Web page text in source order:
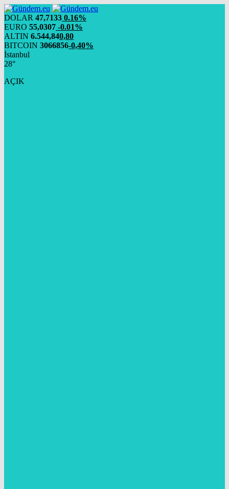
DOLAR 47,7133 0.16%
EURO 55,0307 -0.01%
ALTIN 6.544,840,80
BITCOIN 3066856-0,40%
İstanbul
28°
AÇIK